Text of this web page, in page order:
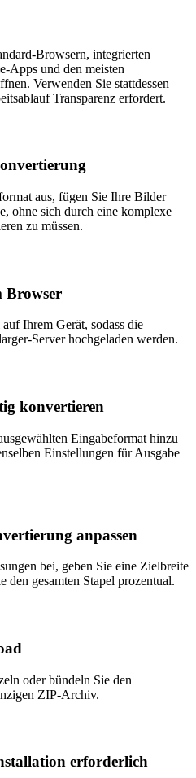
Browsern, integrierten
Apps und den meisten
Verwenden Sie stattdessen
Transparenz erfordert.
aus, fügen Sie Ihre Bilder
ohne sich durch eine komplexe
zu müssen.
Browser
Ihrem Gerät, sodass die
Server hochgeladen werden.
konvertieren
Eingabeformat hinzu
Einstellungen für Ausgabe
anpassen
bei, geben Sie eine Zielbreite
den gesamten Stapel prozentual.
oder bündeln Sie den
ZIP-Archiv.
erforderlich